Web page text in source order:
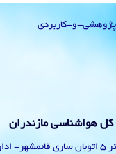
و-کاربردی
کل هواشناسی مازندران
آدرس: ساری – کیلومتر 5 اتوبان ساری